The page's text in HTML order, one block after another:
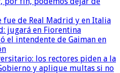
fue de Real Madrid y en Italia
jugará en Fiorentina
el intendente de Gaiman en
los rectores piden a la
y aplique multas si no